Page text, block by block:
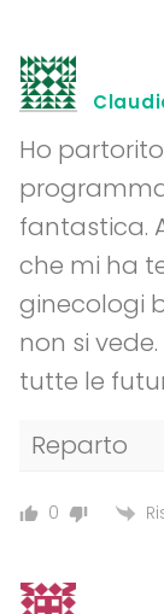
Ho
fantastica.
che mi ha
ginecologi
non si
tutte le
Reparto
0